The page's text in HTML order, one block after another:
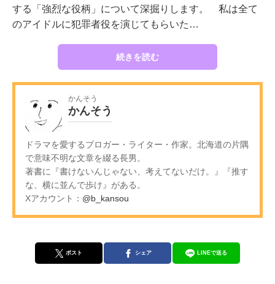
する「強烈な役柄」について深掘りします。 私は全て
のアイドルに犯罪者役を演じてもらいた…
続きを読む
かんそう
かんそう
ドラマを愛するブロガー・ライター・作家。北海道の片隅
で意味不明な文章を綴る長男。
著書に『書けないんじゃない、考えてないだけ。』『推す
な、横に並んで歩け』がある。
Xアカウント： @b_kansou
ポスト シェア LINEで送る